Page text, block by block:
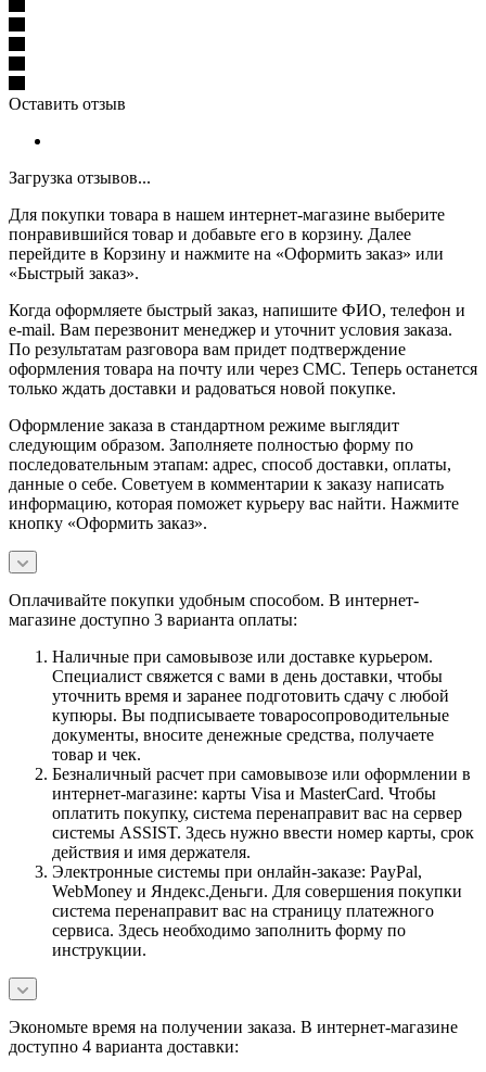
Оставить отзыв
Загрузка отзывов...
Для покупки товара в нашем интернет-магазине выберите
понравившийся товар и добавьте его в корзину. Далее
перейдите в Корзину и нажмите на «Оформить заказ» или
«Быстрый заказ».
Когда оформляете быстрый заказ, напишите ФИО, телефон и
e-mail. Вам перезвонит менеджер и уточнит условия заказа.
По результатам разговора вам придет подтверждение
оформления товара на почту или через СМС. Теперь останется
только ждать доставки и радоваться новой покупке.
Оформление заказа в стандартном режиме выглядит
следующим образом. Заполняете полностью форму по
последовательным этапам: адрес, способ доставки, оплаты,
данные о себе. Советуем в комментарии к заказу написать
информацию, которая поможет курьеру вас найти. Нажмите
кнопку «Оформить заказ».
Оплачивайте покупки удобным способом. В интернет-
магазине доступно 3 варианта оплаты:
Наличные при самовывозе или доставке курьером.
Специалист свяжется с вами в день доставки, чтобы
уточнить время и заранее подготовить сдачу с любой
купюры. Вы подписываете товаросопроводительные
документы, вносите денежные средства, получаете
товар и чек.
Безналичный расчет при самовывозе или оформлении в
интернет-магазине: карты Visa и MasterCard. Чтобы
оплатить покупку, система перенаправит вас на сервер
системы ASSIST. Здесь нужно ввести номер карты, срок
действия и имя держателя.
Электронные системы при онлайн-заказе: PayPal,
WebMoney и Яндекс.Деньги. Для совершения покупки
система перенаправит вас на страницу платежного
сервиса. Здесь необходимо заполнить форму по
инструкции.
Экономьте время на получении заказа. В интернет-магазине
доступно 4 варианта доставки: